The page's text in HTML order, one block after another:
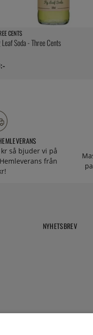
CENTS
Leaf Soda - Three Cents
så bjuder vi på
från
NYHETSBREV